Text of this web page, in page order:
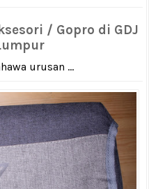
/ Gopro di GDJ
urusan ...